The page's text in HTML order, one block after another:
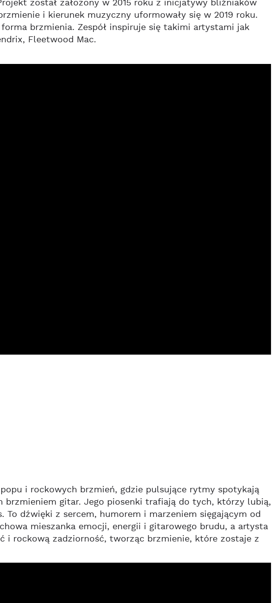
został założony w 2015 roku z inicjatywy bliźniaków
i kierunek muzyczny uformowały się w 2019 roku.
brzmienia. Zespół inspiruje się takimi artystami jak
Fleetwood Mac.
i rockowych brzmień, gdzie pulsujące rytmy spotykają
gitar. Jego piosenki trafiają do tych, którzy lubią,
dźwięki z sercem, humorem i marzeniem sięgającym od
mieszanka emocji, energii i gitarowego brudu, a artysta
i rockową zadziorność, tworząc brzmienie, które zostaje z